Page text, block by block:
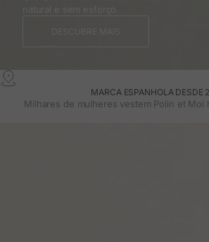
MARCA ESPANHOLA DESDE
Milhares de mulheres vestem Polin et Moi